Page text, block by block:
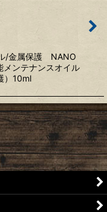
/金属保護 NANO
メンテナンスオイル
）10ml